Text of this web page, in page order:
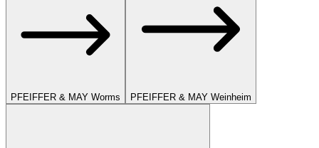
PFEIFFER & MAY Worms PFEIFFER & MAY Weinheim